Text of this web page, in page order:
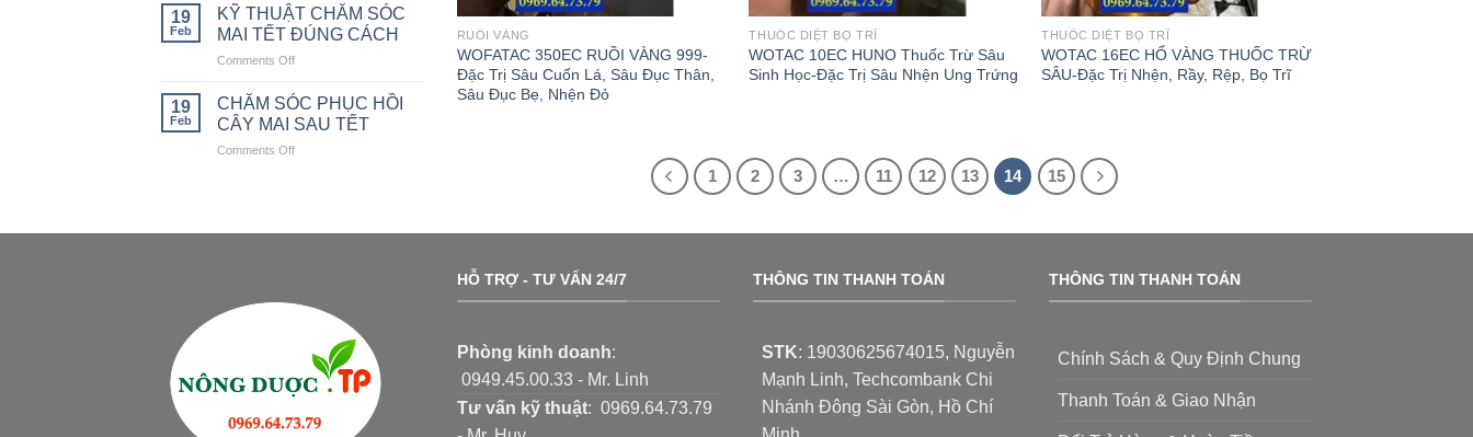
CÂY
TRỒNG
KHẮC
PHỤC
BỆNH
TRÊN
CÂY
19
Feb
KỸ THUẬT CHĂM SÓC
MAI TẾT ĐÚNG CÁCH
Comments Off
THUẬT
CHĂM
SÓC
19
Feb
CHĂM SÓC PHỤC HỒI
CÂY MAI SAU TẾT
Comments Off
RUỒI VÀNG
WOFATAC 350EC RUỒI VÀNG 999-
Đặc Trị Sâu Cuốn Lá, Sâu Đục Thân,
Sâu Đục Bẹ, Nhện Đỏ
THUỐC DIỆT BỌ TRĨ
WOTAC 10EC HUNO Thuốc Trừ Sâu
Sinh Học-Đặc Trị Sâu Nhện Ung Trứng
THUỐC DIỆT BỌ TRĨ
WOTAC 16EC HỔ VÀNG THUỐC TRỪ
SÂU-Đặc Trị Nhện, Rầy, Rệp, Bọ Trĩ
1 2 3 … 11 12 13 14 15
HỖ TRỢ - TƯ VẤN 24/7
Phòng kinh doanh:
0949.45.00.33 - Mr. Linh
Tư vấn kỹ thuật: 0969.64.73.79
THÔNG TIN THANH TOÁN
STK: 19030625674015, Nguyễn
Mạnh Linh, Techcombank Chi
Nhánh Đông Sài Gòn, Hồ Chí
THÔNG TIN THANH TOÁN
Chính Sách & Quy Định Chung
Thanh Toán & Giao Nhận